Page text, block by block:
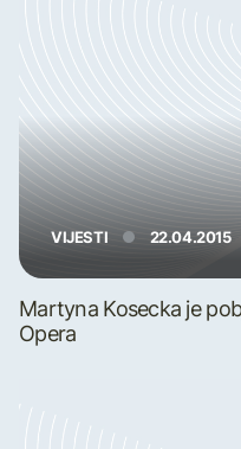
VIJESTI 22.04.2015
Martyna Kosecka je
Opera